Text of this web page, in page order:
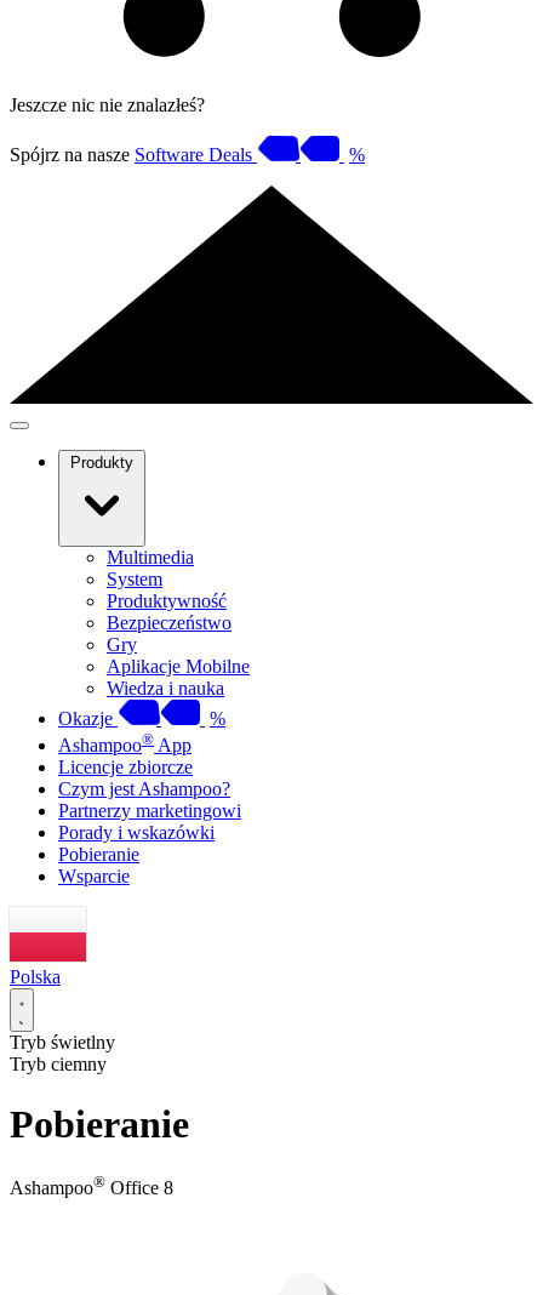
Jeszcze nic nie znalazłeś?
Spójrz na nasze Software Deals %
Produkty
Multimedia
System
Produktywność
Bezpieczeństwo
Gry
Aplikacje Mobilne
Wiedza i nauka
Okazje
%
Ashampoo® App
Licencje zbiorcze
Czym jest Ashampoo?
Partnerzy marketingowi
Porady i wskazówki
Pobieranie
Wsparcie
Polska
Tryb świetlny
Tryb ciemny
Pobieranie
Ashampoo® Office 8